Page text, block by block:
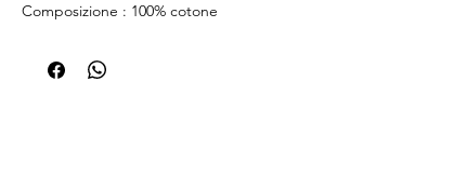
Composizione : 100% cotone